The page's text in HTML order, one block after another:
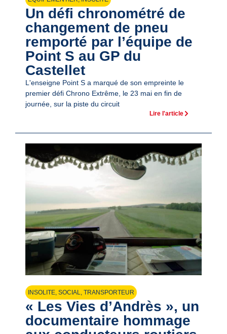
Un défi chronométré de
changement de pneu
remporté par l’équipe de
Point S au GP du
Castellet
L'enseigne Point S a marqué de son empreinte le
premier défi Chrono Extrême, le 23 mai en fin de
journée, sur la piste du circuit
Lire l'article
INSOLITE, SOCIAL, TRANSPORTEUR
« Les Vies d’Andrès », un
documentaire hommage